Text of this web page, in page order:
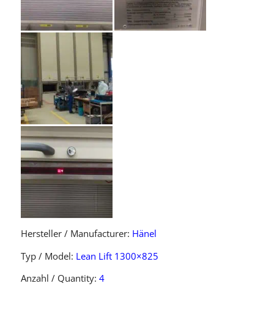
Hersteller / Manufacturer: Hänel
Typ / Model: Lean Lift 1300×825
Anzahl / Quantity: 4